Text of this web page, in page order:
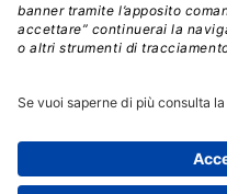
Mixer è un prodotto del network
redazione, pubblicità | © Copyright